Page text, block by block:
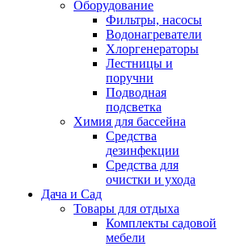
Оборудование
Фильтры, насосы
Водонагреватели
Хлоргенераторы
Лестницы и
поручни
Подводная
подсветка
Химия для бассейна
Средства
дезинфекции
Средства для
очистки и ухода
Дача и Сад
Товары для отдыха
Комплекты садовой
мебели